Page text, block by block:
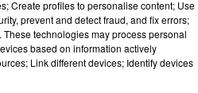
et à
petite
à 11h.
la venue du
Create profiles to personalise content; Use
prevent and detect fraud, and fix errors;
technologies may process personal
based on information actively
Link different devices; Identify devices